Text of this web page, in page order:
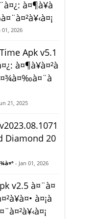
à¤¶à¥à
01, 2026
Apk v5.1
à¤¶à¥à¤²à
21, 2025
Diamond 20
- Jan 01, 2026
v2.5 à¤¨à¤
à¤¡à